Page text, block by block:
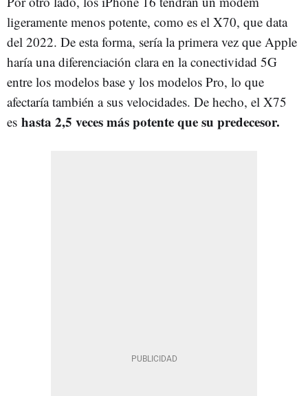
ligeramente menos potente, como es el X70, que data
del 2022. De esta forma, sería la primera vez que Apple
haría una diferenciación clara en la conectividad 5G
entre los modelos base y los modelos Pro, lo que
afectaría también a sus velocidades. De hecho, el X75
es hasta 2,5 veces más potente que su predecesor.